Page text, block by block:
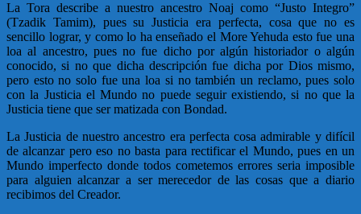
La Tora describe a nuestro ancestro Noaj como “Justo Integro”
(Tzadik Tamim), pues su Justicia era perfecta, cosa que no es
sencillo lograr, y como lo ha enseñado el More Yehuda esto fue una
loa al ancestro, pues no fue dicho por algún historiador o algún
conocido, si no que dicha descripción fue dicha por Dios mismo,
pero esto no solo fue una loa si no también un reclamo, pues solo
con la Justicia el Mundo no puede seguir existiendo, si no que la
Justicia tiene que ser matizada con Bondad.
La Justicia de nuestro ancestro era perfecta cosa admirable y difícil
de alcanzar pero eso no basta para rectificar el Mundo, pues en un
Mundo imperfecto donde todos cometemos errores seria imposible
para alguien alcanzar a ser merecedor de las cosas que a diario
recibimos del Creador.